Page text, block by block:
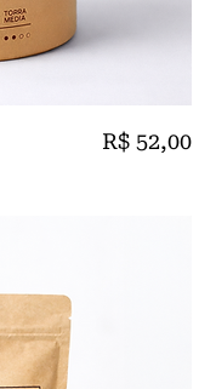
Preço
R$ 52,00